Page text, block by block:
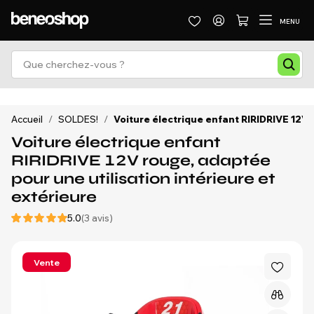
MENU
Accueil / SOLDES! / Voiture électrique enfant RIRIDRIVE
Voiture électrique enfant
RIRIDRIVE 12V rouge, adaptée
pour une utilisation intérieure et
extérieure
5.0(3 avis)
Vente